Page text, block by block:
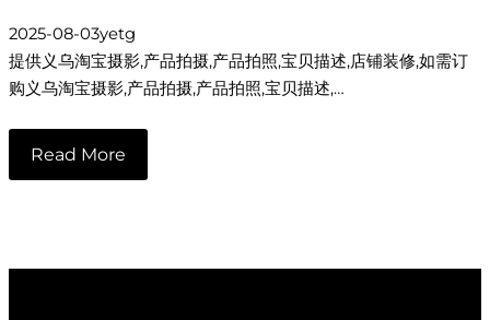
2025-08-03yetg
提供义乌淘宝摄影,产品拍摄,产品拍照,宝贝描述,店铺装修,如需订
购义乌淘宝摄影,产品拍摄,产品拍照,宝贝描述,…
Read More